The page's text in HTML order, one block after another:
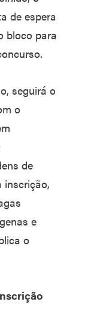
de espera
bloco para
seguirá o
o
de
inscrição,
e
o